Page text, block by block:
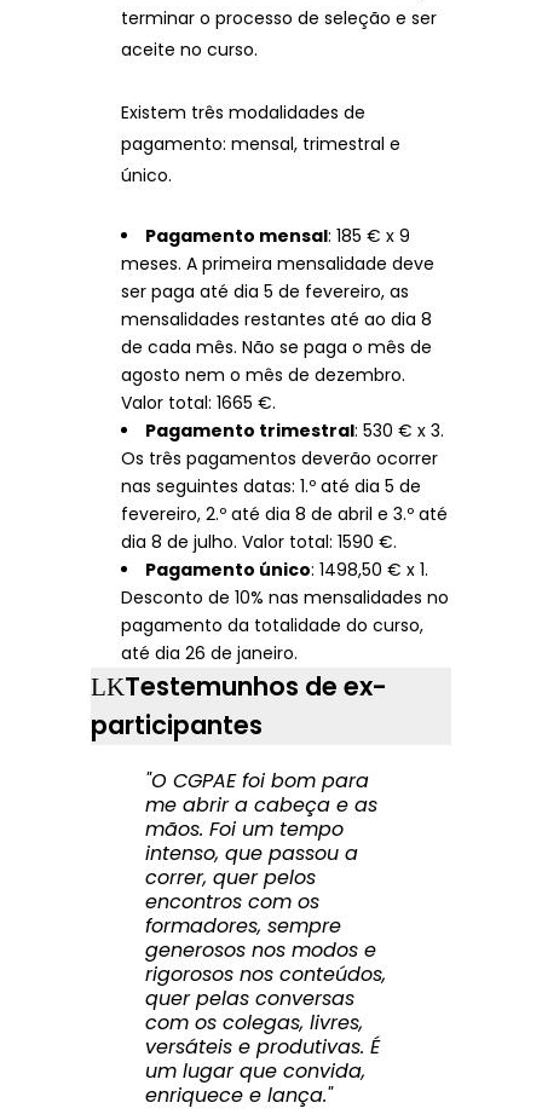
terminar o processo de seleção e ser
aceite no curso.
Existem três modalidades de
pagamento: mensal, trimestral e
único.
Pagamento mensal: 185 € x 9
meses. A primeira mensalidade deve
ser paga até dia 5 de fevereiro, as
mensalidades restantes até ao dia 8
de cada mês. Não se paga o mês de
agosto nem o mês de dezembro.
Valor total: 1665 €.
Pagamento trimestral: 530 € x 3.
Os três pagamentos deverão ocorrer
nas seguintes datas: 1.º até dia 5 de
fevereiro, 2.º até dia 8 de abril e 3.º até
dia 8 de julho. Valor total: 1590 €.
Pagamento único: 1498,50 € x 1.
Desconto de 10% nas mensalidades no
pagamento da totalidade do curso,
até dia 26 de janeiro.
Testemunhos de ex-
participantes
"O CGPAE foi bom para
me abrir a cabeça e as
mãos. Foi um tempo
intenso, que passou a
correr, quer pelos
encontros com os
formadores, sempre
generosos nos modos e
rigorosos nos conteúdos,
quer pelas conversas
com os colegas, livres,
versáteis e produtivas. É
um lugar que convida,
enriquece e lança."